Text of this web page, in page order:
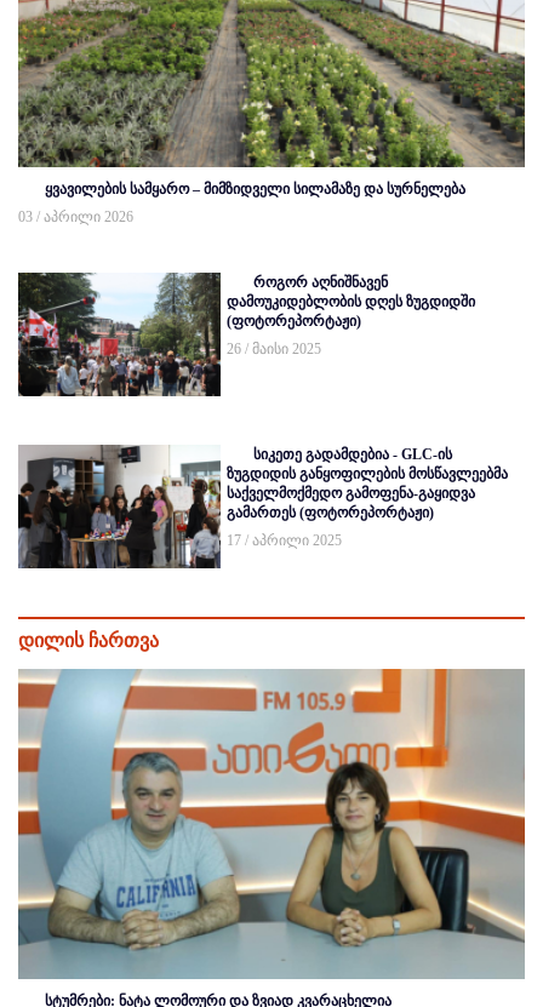
ყვავილების სამყარო – მიმზიდველი სილამაზე და სურნელება
03 / აპრილი 2026
როგორ აღნიშნავენ
დამოუკიდებლობის დღეს ზუგდიდში
(ფოტორეპორტაჟი)
26 / მაისი 2025
სიკეთე გადამდებია - GLC-ის
ზუგდიდის განყოფილების მოსწავლეებმა
საქველმოქმედო გამოფენა-გაყიდვა
გამართეს (ფოტორეპორტაჟი)
17 / აპრილი 2025
დილის ჩართვა
სტუმრები: ნატა ლომოური და ზვიად კვარაცხელია